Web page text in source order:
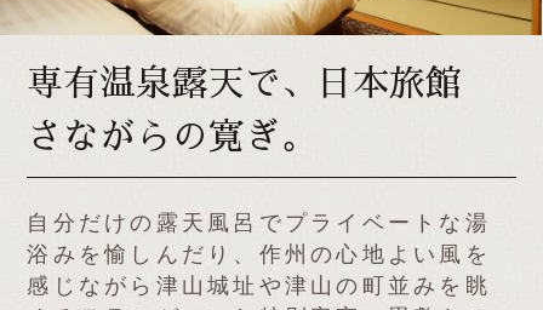
専有温泉露天で、
日本旅館
さながらの寛ぎ。
自分だけの露天風呂でプライベートな湯
浴みを愉しんだり、作州の心地よい風を
感じながら津山城址や津山の町並みを眺